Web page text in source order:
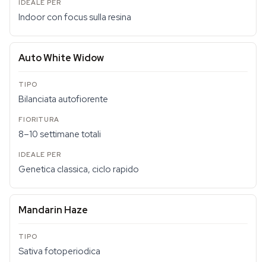
Indoor con focus sulla resina
Auto White Widow
Bilanciata autofiorente
8–10 settimane totali
Genetica classica, ciclo rapido
Mandarin Haze
Sativa fotoperiodica